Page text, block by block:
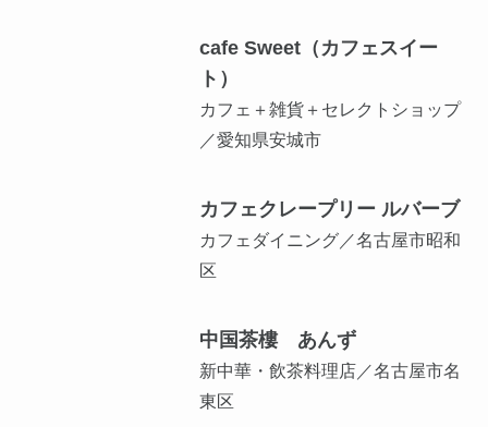
cafe Sweet（カフェスイー
ト）
カフェ＋雑貨＋セレクトショップ
／愛知県安城市
カフェクレープリー ルバーブ
カフェダイニング／名古屋市昭和
区
中国茶樓 あんず
新中華・飲茶料理店／名古屋市名
東区